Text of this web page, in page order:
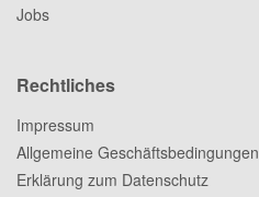
Jobs
Rechtliches
Impressum
Allgemeine Geschäftsbedingungen
Erklärung zum Datenschutz